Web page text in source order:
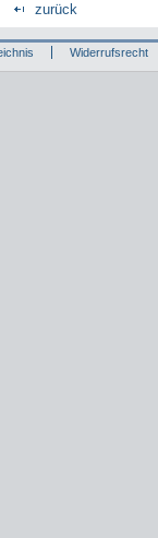
zurück
Widerrufsrecht